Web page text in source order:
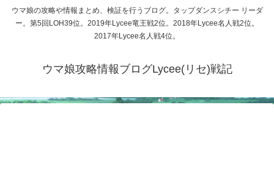
ウマ娘の攻略や情報まとめ、検証を行うブログ。タップダンスシチー リーダ
ー。第5回LOH39位。2019年Lycee竜王戦2位。2018年Lycee名人戦2位。
2017年Lycee名人戦4位。
ウマ娘攻略情報ブログLycee(リセ)戦記